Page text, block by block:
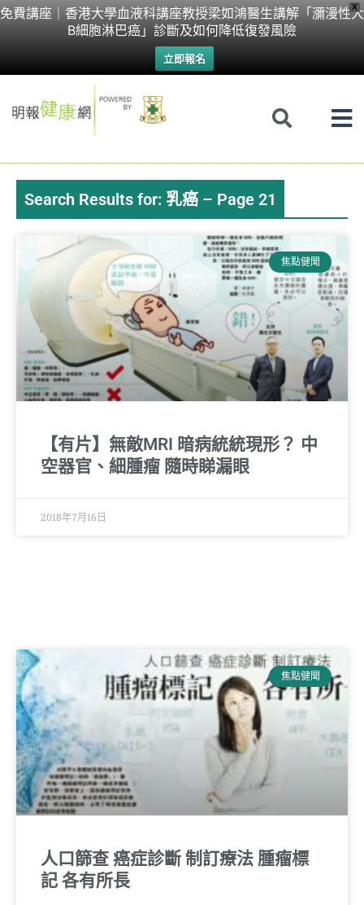
X
免費講座｜香港大學血液科講座教授梁如鴻醫生講解「瀰漫性大
B細胞淋巴癌」診斷及如何降低復發風險
立即報名
Skip
Search Results for: 乳癌 – Page 21
焦點健聞
【有片】無敵MRI 暗病統統現形？ 中
空器官、細腫瘤 隨時睇漏眼
2018年7月16日
焦點健聞
人口篩查 癌症診斷 制訂療法 腫瘤標
記 各有所長
Page Page PagePagePage